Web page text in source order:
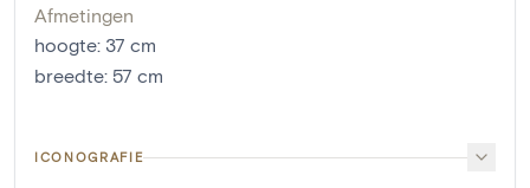
Afmetingen
hoogte: 37 cm
breedte: 57 cm
ICONOGRAFIE